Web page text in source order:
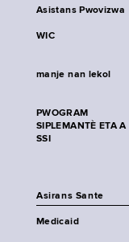
Asistans Pwovizwa
WIC
manje nan lekol
PWOGRAM
SIPLEMANTÈ ETA A
SSI
Asirans Sante
Medicaid